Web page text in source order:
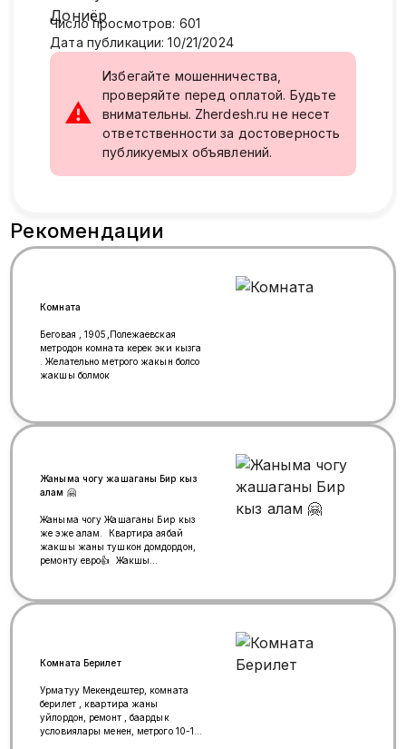
Число просмотров: 601
Дата публикации: 10/21/2024
⚠
Избегайте мошенничества,
проверяйте перед оплатой. Будьте
внимательны. Zherdesh.ru не несет
ответственности за достоверность
публикуемых объявлений.
Рекомендации
Комната
Беговая , 1905,Полежаевская
метродон комната керек эки кызга
. Желательно метрого жакын болсо
жакшы болмок
Жаныма чогу жашаганы Бир кыз
алам 🤗
Жаныма чогу Жашаганы Бир кыз
же эже алам. Квартира аябай
жакшы жаны тушкон домдордон,
ремонту евро👍 Жакшы
тушунуктуу адамдар🙏
келсе болот Скобелевскадан да
Комната Берилет
Урматуу Мекендештер, комната
берилет , квартира жаны
уйлордон, ремонт , баардык
условиялары менен, метрого 10-15